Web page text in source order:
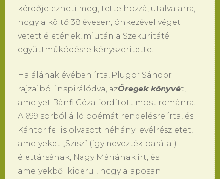
kérdőjelezheti meg, tette hozzá, utalva arra,
hogy a költő 38 évesen, önkezével véget
vetett életének, miután a Szekuritáté
együttműködésre kényszerítette.
Halálának évében írta, Plugor Sándor
rajzaiból inspirálódva, azÖregek könyvét,
amelyet Bánfi Géza fordított most románra.
A 699 sorból álló poémát rendelésre írta, és
Kántor fel is olvasott néhány levélrészletet,
amelyeket „Szisz” (így nevezték barátai)
élettársának, Nagy Máriának írt, és
amelyekből kiderül, hogy alaposan